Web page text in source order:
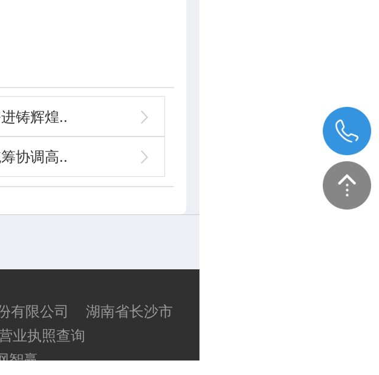
铸辉煌..
协调高..
有限公司 湖南省长沙市
业执照查询
智赢